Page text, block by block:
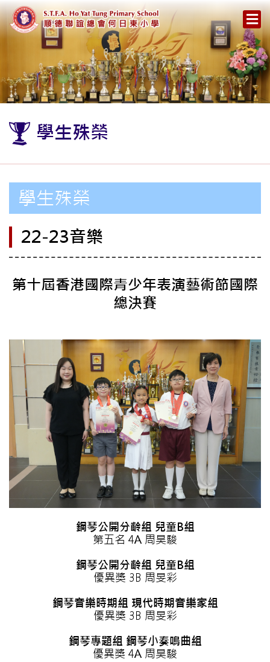
學生殊榮
學生殊榮
22-23音樂
第十屆香港國際青少年表演藝術節國際
總決賽
鋼琴公開分齡組 兒童B組
第五名 4A 周昊駿
鋼琴公開分齡組 兒童B組
優異獎 3B 周旻彩
鋼琴音樂時期組 現代時期音樂家組
優異獎 3B 周旻彩
鋼琴專題組 鋼琴小奏鳴曲組
優異獎 4A 周昊駿